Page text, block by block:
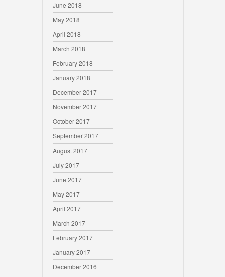
June 2018
May 2018
April 2018
March 2018
February 2018
January 2018
December 2017
November 2017
October 2017
September 2017
August 2017
July 2017
June 2017
May 2017
April 2017
March 2017
February 2017
January 2017
December 2016